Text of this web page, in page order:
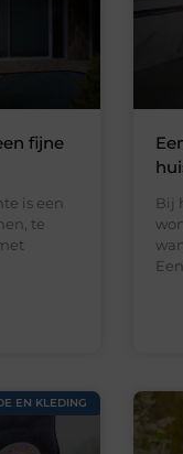
fijne
is een
te
Bij
EN KLEDING